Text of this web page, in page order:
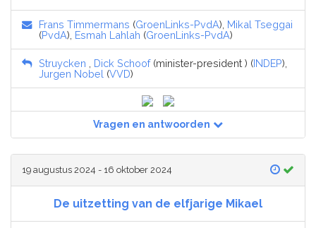
Frans Timmermans (GroenLinks-PvdA), Mikal Tseggai
(PvdA), Esmah Lahlah (GroenLinks-PvdA)
Struycken Dick Schoof(minister-president ) (INDEP),
Jurgen Nobel (VVD)
Vragen en antwoorden
19 augustus 2024 - 16 oktober 2024
De uitzetting van de elfjarige Mikael